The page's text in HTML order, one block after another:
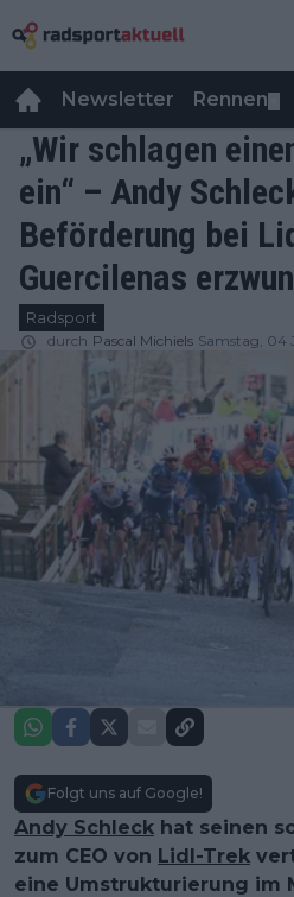
Newsletter Rennen
„Wir schlagen
ein“ – Andy
Beförderung bei
Guercilenas
Radsport
durch Pascal Michiels Samstag, 04
Folgt uns auf Google!
Andy Schleck hat seinen
zum CEO von Lidl-Trek
eine Umstrukturierung im